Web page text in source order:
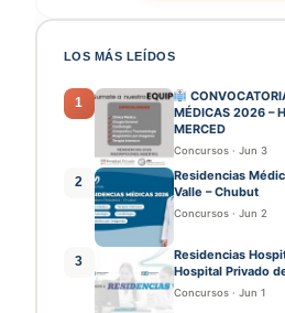
LOS MÁS LEÍDOS
1
MÉDICAS 2026 –
MERCED
Concursos · Jun 3
2
Residencias
Valle – Chubut
Concursos · Jun 2
3
Residencias
Hospital Privado
Concursos · Jun 1